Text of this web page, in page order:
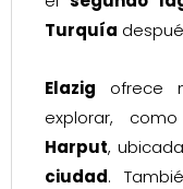
Turquía
Elazig ofrece
explorar,
Harput,
ciudad.